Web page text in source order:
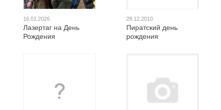
16.01.2026
Лазертаг на День
Рождения
28.12.2010
Пиратский день
рождения